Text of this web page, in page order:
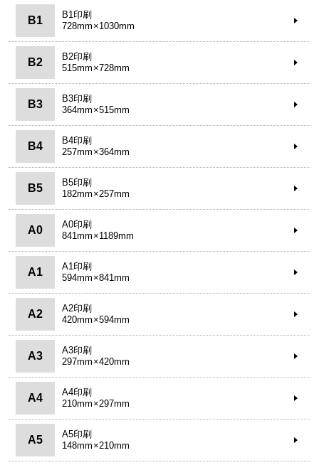
B1
B1印刷
728mm×1030mm
B2
B2印刷
515mm×728mm
B3
B3印刷
364mm×515mm
B4
B4印刷
257mm×364mm
B5
B5印刷
182mm×257mm
A0
A0印刷
841mm×1189mm
A1
A1印刷
594mm×841mm
A2
A2印刷
420mm×594mm
A3
A3印刷
297mm×420mm
A4
A4印刷
210mm×297mm
A5
A5印刷
148mm×210mm